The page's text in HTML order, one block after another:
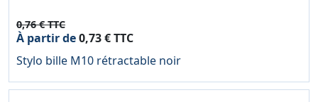
0,76 € TTC
À partir de0,73 € TTC
Stylo bille M10 rétractable noir